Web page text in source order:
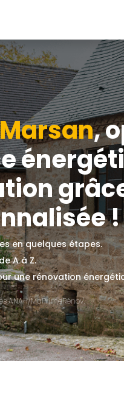
,
!
en quelques étapes.
A à Z.
une rénovation
ANAH/MaPrimeRénov'.